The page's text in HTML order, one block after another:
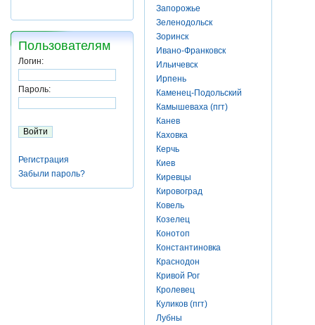
Пользователям
Логин:
Пароль:
Регистрация
Забыли пароль?
Запорожье
Зеленодольск
Зоринск
Ивано-Франковск
Ильичевск
Ирпень
Каменец-Подольский
Камышеваха (пгт)
Канев
Каховка
Керчь
Киев
Киревцы
Кировоград
Ковель
Козелец
Конотоп
Константиновка
Краснодон
Кривой Рог
Кролевец
Куликов (пгт)
Лубны